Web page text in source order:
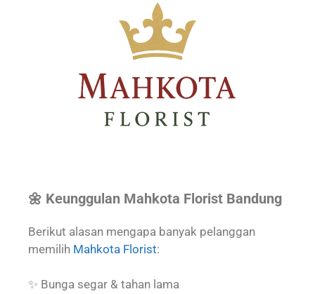
🌼 Keunggulan Mahkota Florist Bandung
Berikut alasan mengapa banyak pelanggan
memilih Mahkota Florist:
✨ Bunga segar & tahan lama